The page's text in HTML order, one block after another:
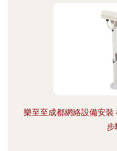
樂至至成都網絡設備安
步